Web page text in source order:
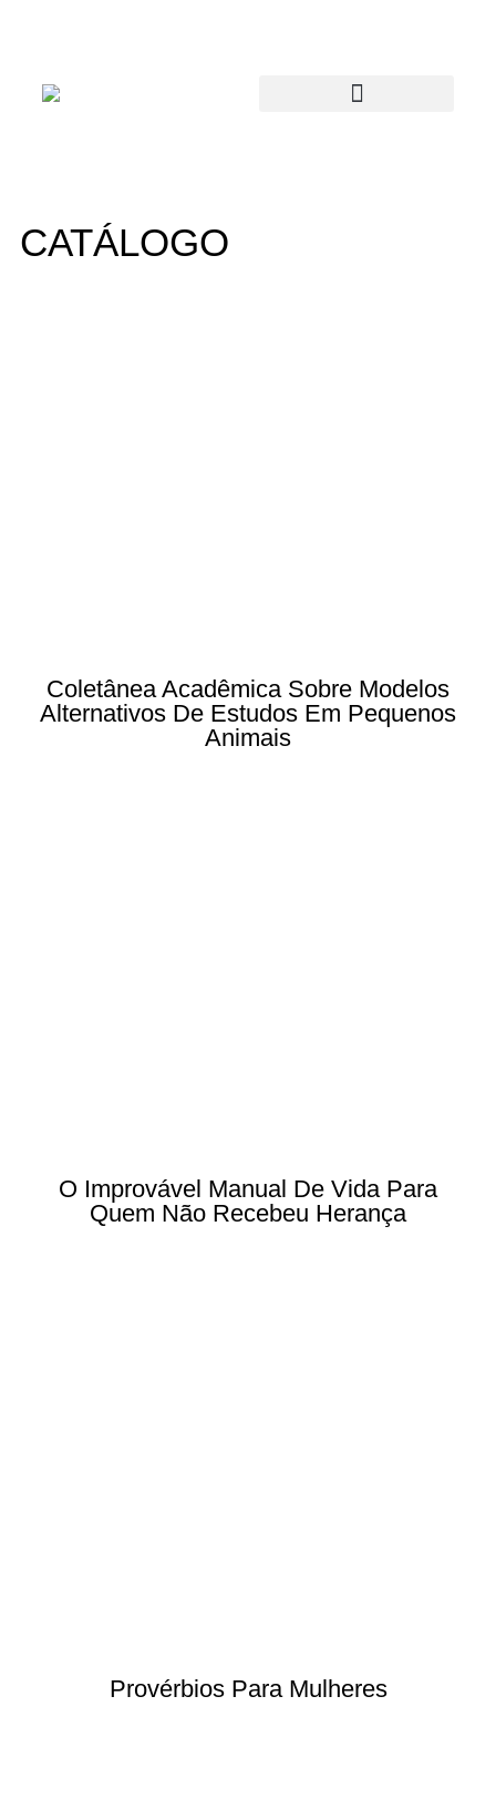
CATÁLOGO
Coletânea Acadêmica Sobre Modelos
Alternativos De Estudos Em Pequenos
Animais
O Improvável Manual De Vida Para
Quem Não Recebeu Herança
Provérbios Para Mulheres